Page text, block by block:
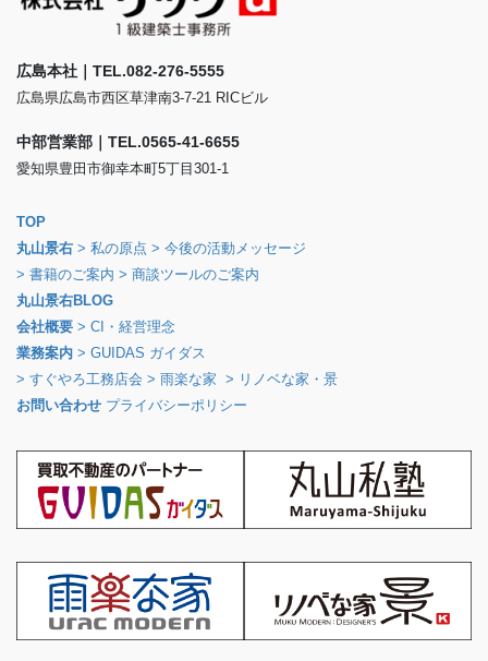
広島本社｜TEL.082-276-5555
広島県広島市西区草津南3-7-21 RICビル
中部営業部｜TEL.0565-41-6655
愛知県豊田市御幸本町5丁目301-1
TOP
丸山景右 > 私の原点 > 今後の活動メッセージ
> 書籍のご案内 > 商談ツールのご案内
丸山景右BLOG
会社概要 > CI・経営理念
業務案内 > GUIDAS ガイダス
> すぐやろ工務店会 > 雨楽な家 > リノベな家・景
お問い合わせ プライバシーポリシー